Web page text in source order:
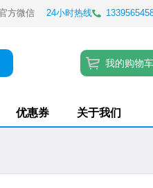
方微信 24小时热线
我的购物车
优惠券 关于我们